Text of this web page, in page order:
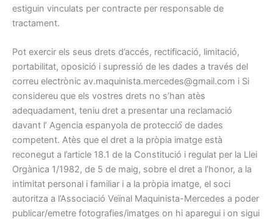
estiguin vinculats per contracte per responsable de
tractament.
Pot exercir els seus drets d’accés, rectificació, limitació,
portabilitat, oposició i supressió de les dades a través del
correu electrònic av.maquinista.mercedes@gmail.com i Si
considereu que els vostres drets no s’han atès
adequadament, teniu dret a presentar una reclamació
davant l’ Agencia espanyola de protecció́ de dades
competent. Atès que el dret a la pròpia imatge està
reconegut a l’article 18.1 de la Constitució i regulat per la Llei
Orgànica 1/1982, de 5 de maig, sobre el dret a l’honor, a la
intimitat personal i familiar i a la pròpia imatge, el soci
autoritza a l’Associació Veïnal Maquinista-Mercedes a poder
publicar/emetre fotografies/imatges on hi aparegui i on sigui